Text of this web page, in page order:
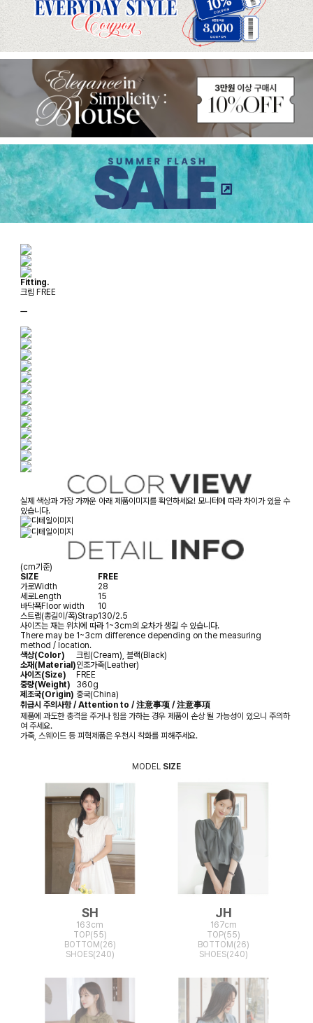
Fitting.
크림 FREE
ㅡ
실제 색상과 가장 가까운 아래 제품이미지를 확인하세요! 모니터에 따라 차이가 있을 수
있습니다.
(cm기준)
SIZE
FREE
가로Width
28
세로Length
15
바닥폭Floor width
10
스트랩(총길이/폭)Strap130/2.5
사이즈는 재는 위치에 따라 1~3cm의 오차가 생길 수 있습니다.
There may be 1~3cm difference depending on the measuring
method / location.
색상(Color)
크림(Cream), 블랙(Black)
소재(Material)인조가죽(Leather)
사이즈(Size)
FREE
중량(Weight)
360g
제조국(Origin) 중국(China)
취급시 주의사항 / Attention to / 注意事项 / 注意事項
제품에 과도한 충격을 주거나 힘을 가하는 경우 제품이 손상 될 가능성이 있으니 주의하
여 주세요.
가죽, 스웨이드 등 피혁제품은 우천시 착화를 피해주세요.
MODEL SIZE
SH
163cm
TOP(55)
BOTTOM(26)
SHOES(240)
JH
167cm
TOP(55)
BOTTOM(26)
SHOES(240)